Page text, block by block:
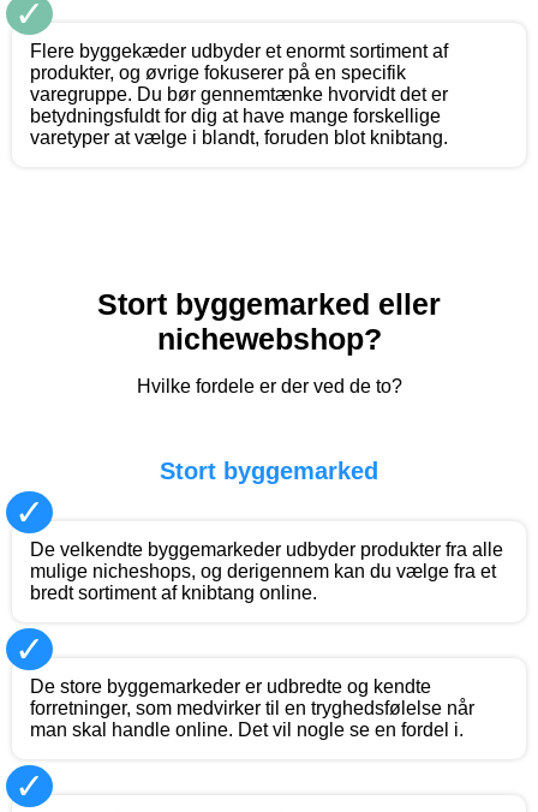
✓
Flere byggekæder udbyder et enormt sortiment af
produkter, og øvrige fokuserer på en specifik
varegruppe. Du bør gennemtænke hvorvidt det er
betydningsfuldt for dig at have mange forskellige
varetyper at vælge i blandt, foruden blot knibtang.
Stort byggemarked eller
nichewebshop?
Hvilke fordele er der ved de to?
Stort byggemarked
✓
De velkendte byggemarkeder udbyder produkter fra alle
mulige nicheshops, og derigennem kan du vælge fra et
bredt sortiment af knibtang online.
✓
De store byggemarkeder er udbredte og kendte
forretninger, som medvirker til en tryghedsfølelse når
man skal handle online. Det vil nogle se en fordel i.
✓